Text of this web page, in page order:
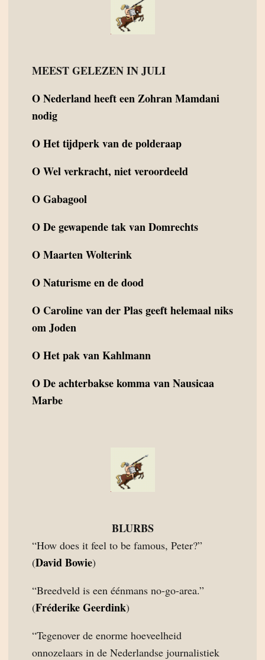
MEEST GELEZEN IN JULI
ONederland heeft een Zohran Mamdani
nodig
OHet tijdperk van de polderaap
OWel verkracht, niet veroordeeld
OGabagool
ODe gewapende tak van Domrechts
OMaarten Wolterink
ONaturisme en de dood
O Caroline van der Plas geeft helemaal niks
om Joden
OHet pak van Kahlmann
ODe achterbakse komma van Nausicaa
Marbe
BLURBS
“How does it feel to be famous, Peter?”
(David Bowie)
“Breedveld is een éénmans no-go-area.”
(Fréderike Geerdink)
“Tegenover de enorme hoeveelheid
onnozelaars in de Nederlandse journalistiek